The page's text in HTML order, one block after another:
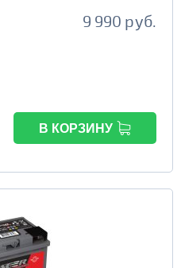
9 990 руб.
В КОРЗИНУ